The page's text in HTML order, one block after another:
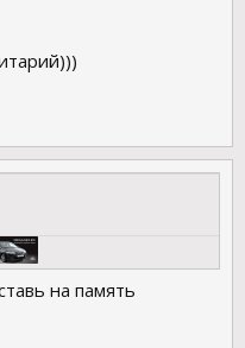
на память